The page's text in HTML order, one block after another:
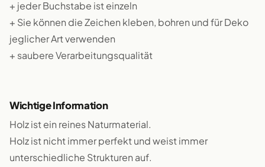
+ jeder Buchstabe ist einzeln
+ Sie können die Zeichen kleben, bohren und für Deko
jeglicher Art verwenden
+ saubere Verarbeitungsqualität
Wichtige Information
Holz ist ein reines Naturmaterial.
Holz ist nicht immer perfekt und weist immer
unterschiedliche Strukturen auf.